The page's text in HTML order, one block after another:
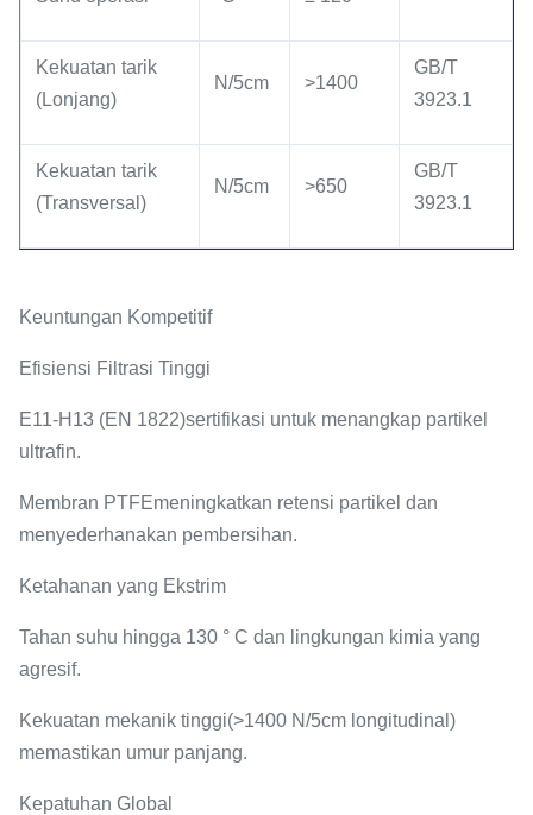
Kekuatan tarik
(Lonjang)
N/5cm >1400
GB/T
3923.1
Kekuatan tarik
(Transversal)
N/5cm >650
GB/T
3923.1
Keuntungan Kompetitif
Efisiensi Filtrasi Tinggi
E11-H13 (EN 1822)sertifikasi untuk menangkap partikel
ultrafin.
Membran PTFEmeningkatkan retensi partikel dan
menyederhanakan pembersihan.
Ketahanan yang Ekstrim
Tahan suhu hingga 130 ° C dan lingkungan kimia yang
agresif.
Kekuatan mekanik tinggi(>1400 N/5cm longitudinal)
memastikan umur panjang.
Kepatuhan Global